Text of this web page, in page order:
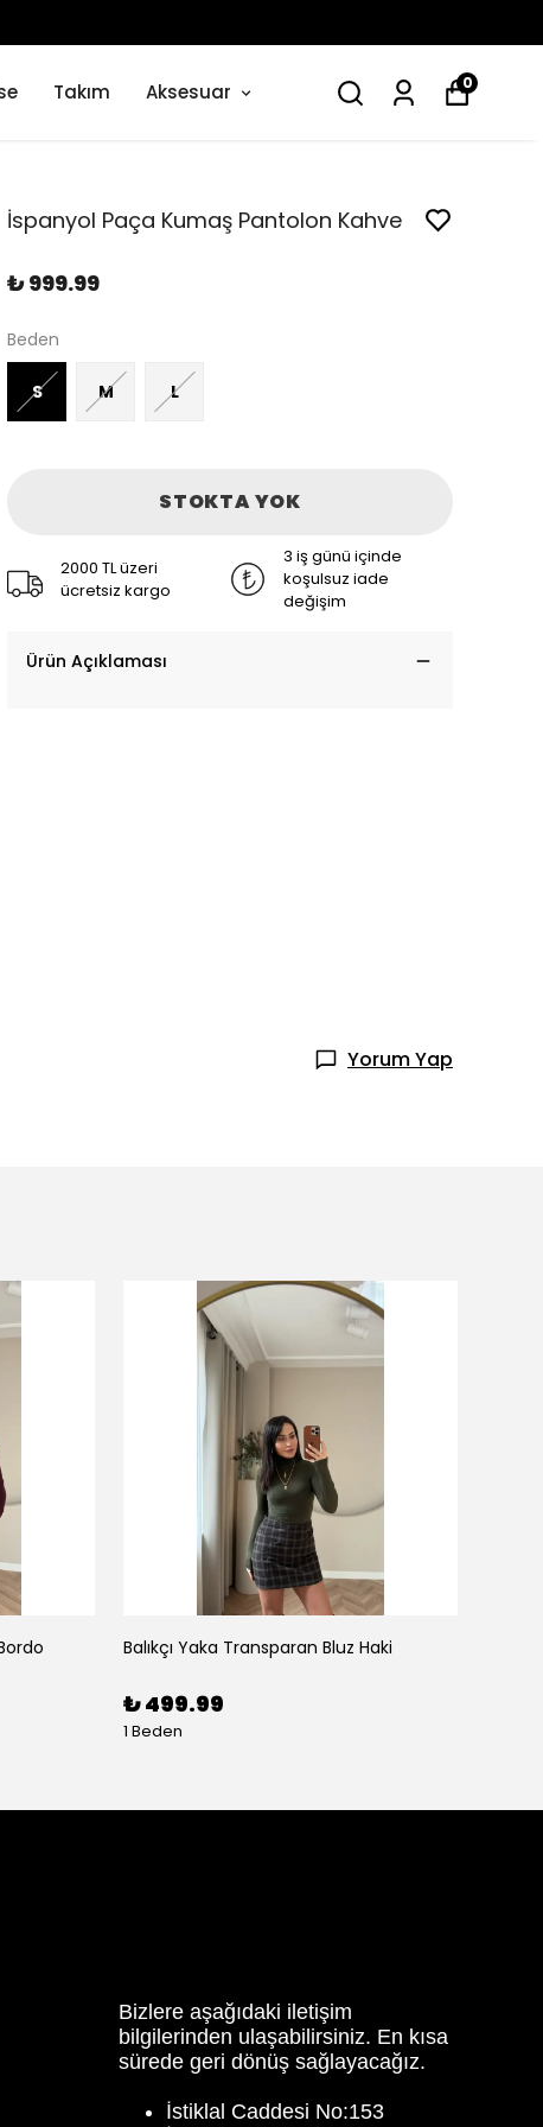
Takım Aksesuar 0
İspanyol Paça Kumaş Pantolon Kahve
₺ 999.99
Beden
S M L
STOKTA YOK
2000 TL üzeri
ücretsiz kargo
3 iş günü içinde
koşulsuz iade
değişim
Ürün Açıklaması
Yorum Yap
Balıkçı Yaka Transparan Bluz Haki
₺ 499.99
1 Beden
Bizlere aşağıdaki iletişim
bilgilerinden ulaşabilirsiniz. En kısa
sürede geri dönüş sağlayacağız.
İstiklal Caddesi No:153